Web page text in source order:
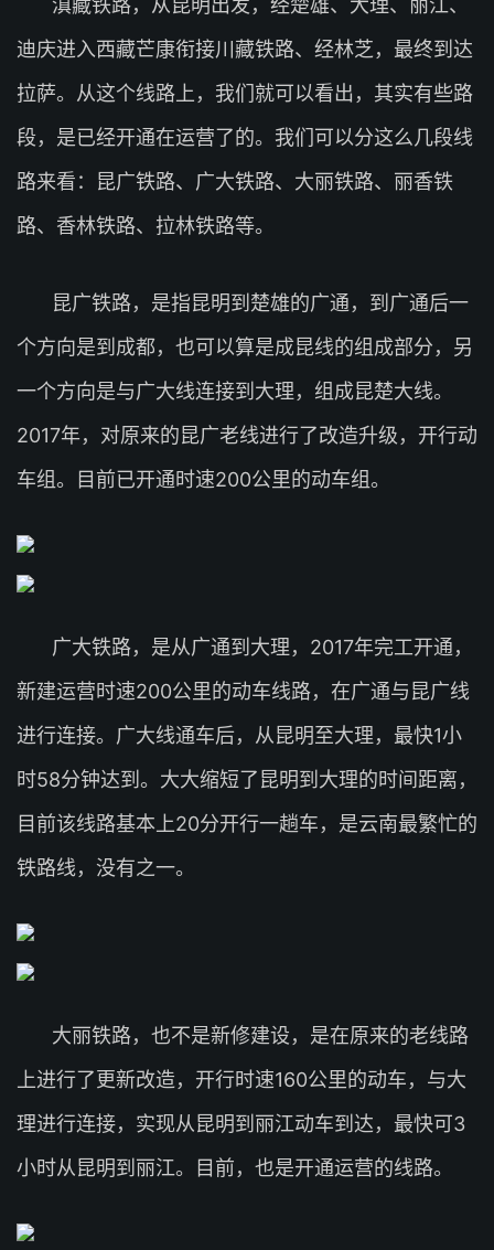
滇藏铁路，从昆明出发，经楚雄、大理、丽江、
迪庆进入西藏芒康衔接川藏铁路、经林芝，最终到达
拉萨。从这个线路上，我们就可以看出，其实有些路
段，是已经开通在运营了的。我们可以分这么几段线
路来看：昆广铁路、广大铁路、大丽铁路、丽香铁
路、香林铁路、拉林铁路等。
昆广铁路，是指昆明到楚雄的广通，到广通后一
个方向是到成都，也可以算是成昆线的组成部分，另
一个方向是与广大线连接到大理，组成昆楚大线。
2017年，对原来的昆广老线进行了改造升级，开行动
车组。目前已开通时速200公里的动车组。
广大铁路，是从广通到大理，2017年完工开通，
新建运营时速200公里的动车线路，在广通与昆广线
进行连接。广大线通车后，从昆明至大理，最快1小
时58分钟达到。大大缩短了昆明到大理的时间距离，
目前该线路基本上20分开行一趟车，是云南最繁忙的
铁路线，没有之一。
大丽铁路，也不是新修建设，是在原来的老线路
上进行了更新改造，开行时速160公里的动车，与大
理进行连接，实现从昆明到丽江动车到达，最快可3
小时从昆明到丽江。目前，也是开通运营的线路。